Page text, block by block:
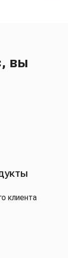
вы
клиента